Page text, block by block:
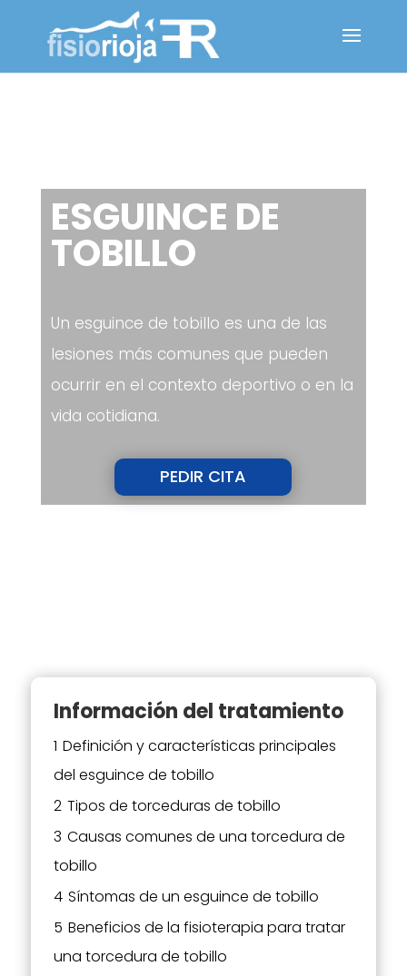
ESGUINCE DE
TOBILLO
Un esguince de tobillo es una de las
lesiones más comunes que pueden
ocurrir en el contexto deportivo o en la
vida cotidiana.
PEDIR CITA
Información del tratamiento
1 Definición y características principales
del esguince de tobillo
2 Tipos de torceduras de tobillo
3 Causas comunes de una torcedura de
tobillo
4 Síntomas de un esguince de tobillo
5 Beneficios de la fisioterapia para tratar
una torcedura de tobillo